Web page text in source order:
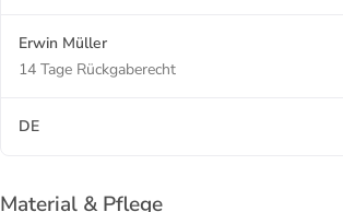
Erwin Müller
14 Tage Rückgaberecht
DE
Material & Pflege